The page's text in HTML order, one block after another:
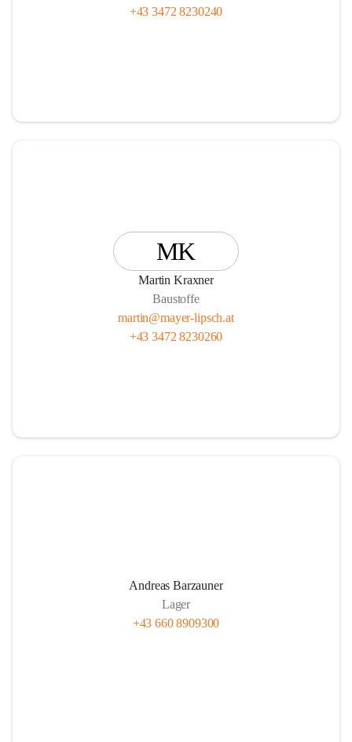
+43 3472 8230240
MK
Martin Kraxner
Baustoffe
martin@mayer-lipsch.at
+43 3472 8230260
Andreas Barzauner
Lager
+43 660 8909300